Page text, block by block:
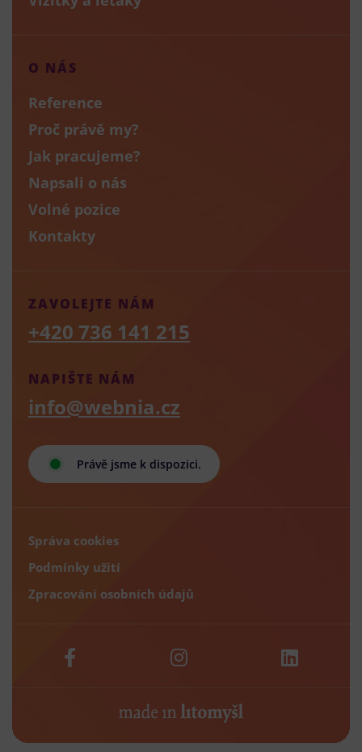
O NÁS
Reference
Proč právě my?
Jak pracujeme?
Napsali o nás
Volné pozice
Kontakty
Právě jsme k dispozici.
NAPIŠTE NÁM
info@webnia.cz
ZAVOLEJTE NÁM
+420 736 141 215
Správa cookies
Podmínky užití
Zpracování osobních údajů